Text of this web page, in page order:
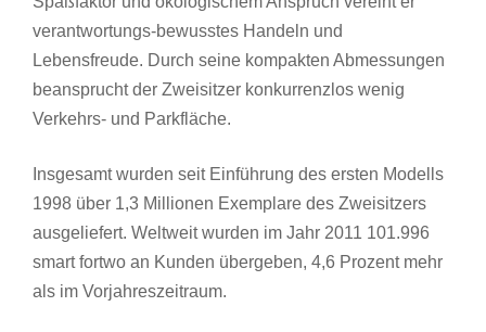
verantwortungs-bewusstes Handeln und
Lebensfreude. Durch seine kompakten Abmessungen
beansprucht der Zweisitzer konkurrenzlos wenig
Verkehrs- und Parkfläche.
Insgesamt wurden seit Einführung des ersten Modells
1998 über 1,3 Millionen Exemplare des Zweisitzers
ausgeliefert. Weltweit wurden im Jahr 2011 101.996
smart fortwo an Kunden übergeben, 4,6 Prozent mehr
als im Vorjahreszeitraum.